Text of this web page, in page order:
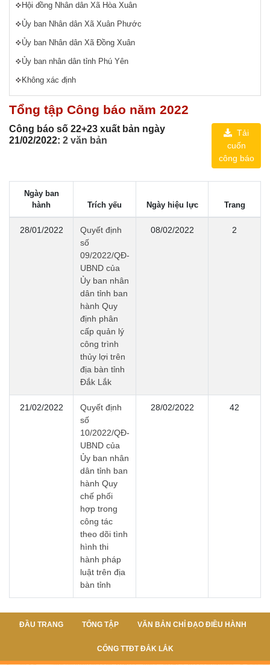
Hội đồng Nhân dân Xã Hòa Xuân
Ủy ban Nhân dân Xã Xuân Phước
Ủy ban Nhân dân Xã Đồng Xuân
Ủy ban nhân dân tỉnh Phú Yên
Không xác định
Tổng tập Công báo năm 2022
Công báo số 22+23 xuất bản ngày
21/02/2022: 2 văn bản
Tải
cuốn
công báo
Ngày ban
hành
Trích yếu Ngày hiệu lực Trang
28/01/2022
Quyết định
số
09/2022/QĐ-
UBND của
Ủy ban nhân
dân tỉnh ban
hành Quy
định phân
cấp quản lý
công trình
thủy lợi trên
địa bàn tỉnh
Đắk Lắk
08/02/2022 2
21/02/2022
Quyết định
số
10/2022/QĐ-
UBND của
Ủy ban nhân
dân tỉnh ban
hành Quy
chế phối
hợp trong
công tác
theo dõi tình
hình thi
hành pháp
luật trên địa
bàn tỉnh
28/02/2022 42
ĐẦU TRANG TỔNG TẬP VĂN BẢN CHỈ ĐẠO ĐIỀU HÀNH
CỔNG TTĐT ĐẮK LẮK